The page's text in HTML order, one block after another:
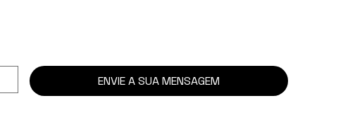
ENVIE A SUA MENSAGEM